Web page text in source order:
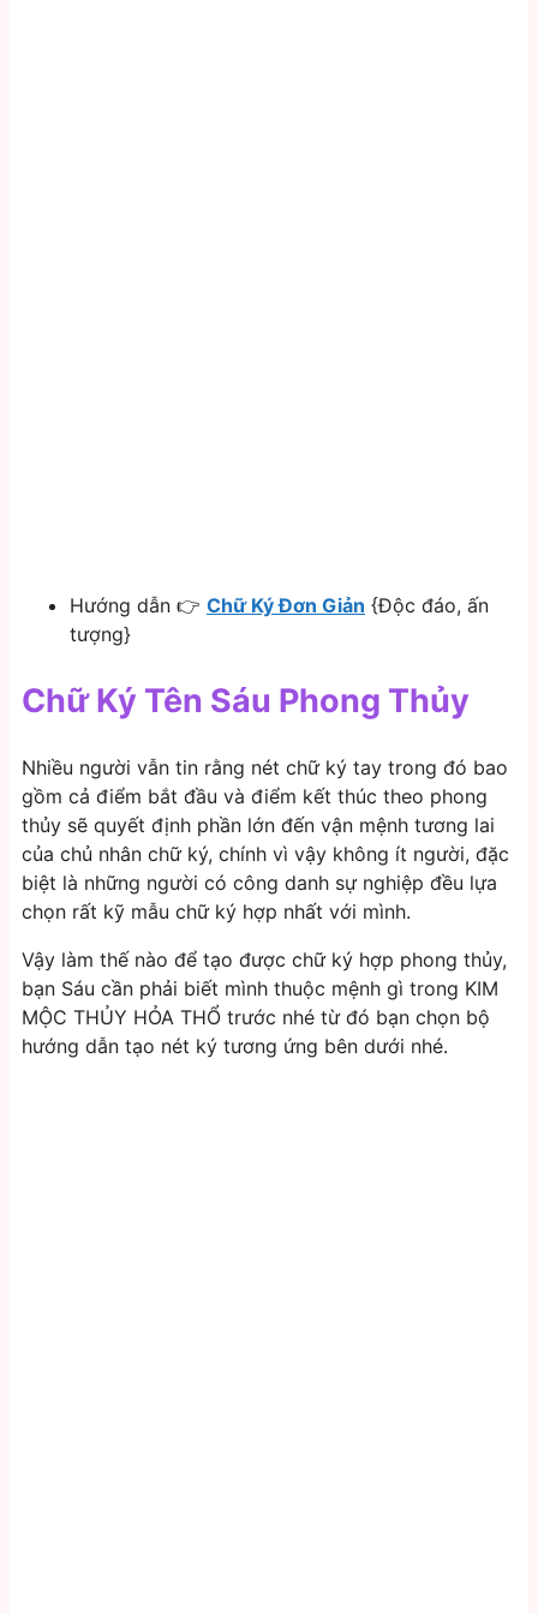
Hướng dẫn 👉 Chữ Ký Đơn Giản {Độc đáo, ấn
tượng}
Chữ Ký Tên Sáu Phong Thủy
Nhiều người vẫn tin rằng nét chữ ký tay trong đó bao
gồm cả điểm bắt đầu và điểm kết thúc theo phong
thủy sẽ quyết định phần lớn đến vận mệnh tương lai
của chủ nhân chữ ký, chính vì vậy không ít người, đặc
biệt là những người có công danh sự nghiệp đều lựa
chọn rất kỹ mẫu chữ ký hợp nhất với mình.
Vậy làm thế nào để tạo được chữ ký hợp phong thủy,
bạn Sáu cần phải biết mình thuộc mệnh gì trong KIM
MỘC THỦY HỎA THỔ trước nhé từ đó bạn chọn bộ
hướng dẫn tạo nét ký tương ứng bên dưới nhé.